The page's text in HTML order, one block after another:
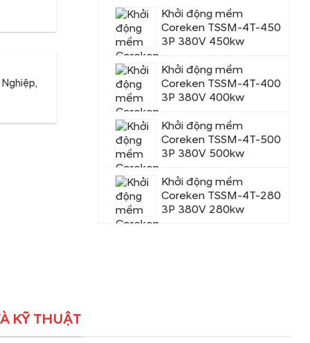
Khởi động mềm
Coreken TSSM-4T-450
3P 380V 450kw
Khởi động mềm
Coreken TSSM-4T-400
3P 380V 400kw
Khởi động mềm
Coreken TSSM-4T-500
3P 380V 500kw
Khởi động mềm
Coreken TSSM-4T-280
3P 380V 280kw
KỸ THUẬT